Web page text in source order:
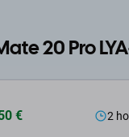
20 Pro
€ 2